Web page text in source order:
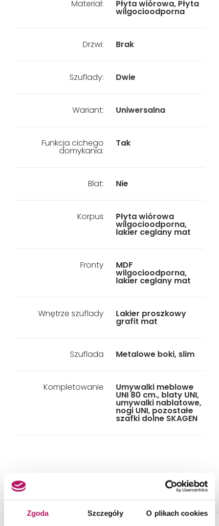
Zgoda Szczegóły O plikach cookies
Materiał: Płyta wiórowa, Płyta
wilgocioodporna
Drzwi: Brak
Szuflady: Dwie
Wariant: Uniwersalna
Funkcja cichego
domykania:
Tak
Blat: Nie
Korpus Płyta wiórowa
wilgocioodporna,
lakier ceglany mat
Fronty MDF
wilgocioodporna,
lakier ceglany mat
Wnętrze szuflady Lakier proszkowy
grafit mat
Szuflada Metalowe boki, slim
Kompletowanie Umywalki meblowe
UNI 80 cm., blaty UNI,
umywalki nablatowe,
nogi UNI, pozostałe
szafki dolne SKAGEN
PRODUKTY Z KOLEKCJI